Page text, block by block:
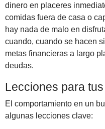
dinero en placeres
comidas fuera de casa o
hay nada de malo en
cuando, cuando se hacen
metas financieras a largo
deudas.
Lecciones para
El comportamiento en un
algunas lecciones clave: